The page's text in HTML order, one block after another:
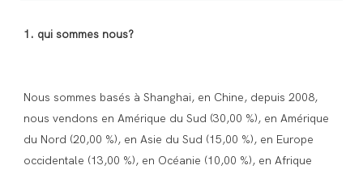
Nous sommes basés à Shanghai, en Chine, depuis 2008,
nous vendons en Amérique du Sud (30,00 %), en Amérique
du Nord (20,00 %), en Asie du Sud (15,00 %), en Europe
occidentale (13,00 %), en Océanie (10,00 %), en Afrique